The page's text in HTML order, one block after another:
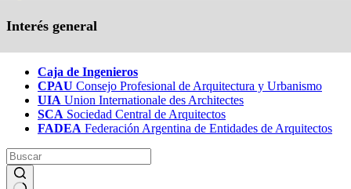
Interés general
Caja de Ingenieros
CPAU Consejo Profesional de Arquitectura y Urbanismo
UIA Union Internationale des Architectes
SCA Sociedad Central de Arquitectos
FADEA Federación Argentina de Entidades de Arquitectos